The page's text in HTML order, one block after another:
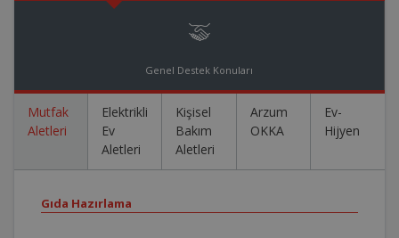
Genel Destek Konuları
Mutfak
Aletleri
Elektrikli
Ev
Aletleri
Kişisel
Bakım
Aletleri
Arzum
OKKA
Ev-
Hijyen
Gıda Hazırlama